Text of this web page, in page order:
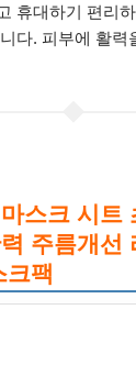
휴대하기 편리
다. 피부에 활력
스크 시트
주름개선
크팩